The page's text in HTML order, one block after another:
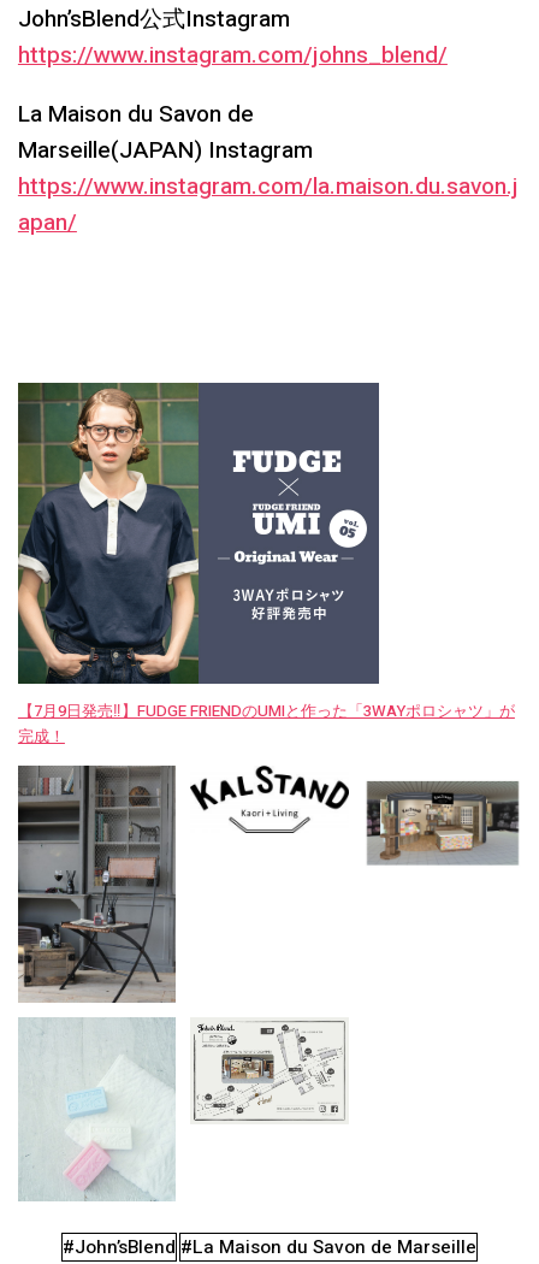
John’sBlend公式Instagram
https://www.instagram.com/johns_blend/
La Maison du Savon de
Marseille(JAPAN) Instagram
https://www.instagram.com/la.maison.du.savon.j
apan/
【7月9日発売‼︎】FUDGE FRIENDのUMIと作った「3WAYポロシャツ」が
完成！
#John’sBlend #La Maison du Savon de Marseille